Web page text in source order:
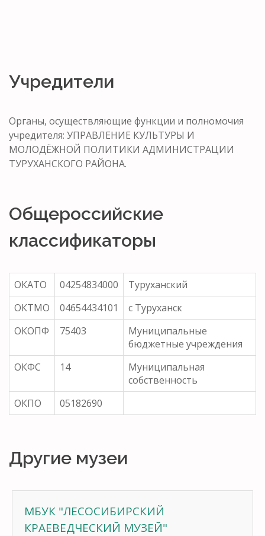
Учредители
Органы, осуществляющие функции и полномочия
учредителя: УПРАВЛЕНИЕ КУЛЬТУРЫ И
МОЛОДЁЖНОЙ ПОЛИТИКИ АДМИНИСТРАЦИИ
ТУРУХАНСКОГО РАЙОНА.
Общероссийские
классификаторы
ОКАТО 04254834000
Туруханский
ОКТМО
04654434101
с Туруханск
ОКОПФ
75403
Муниципальные
бюджетные учреждения
ОКФС
14
Муниципальная
собственность
ОКПО
05182690
Другие музеи
МБУК "ЛЕСОСИБИРСКИЙ
КРАЕВЕДЧЕСКИЙ МУЗЕЙ"